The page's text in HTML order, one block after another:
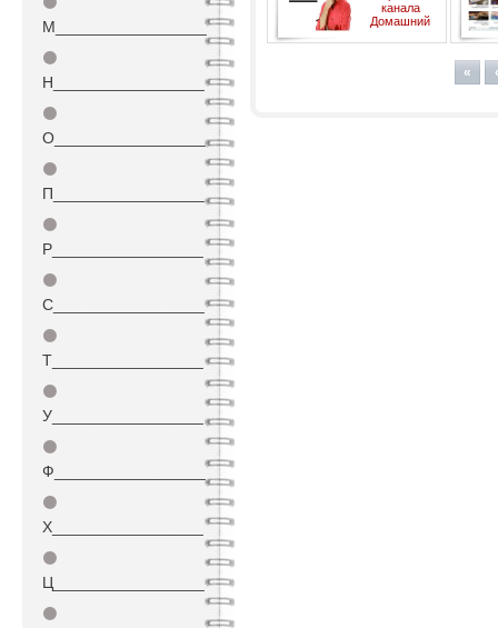
М_________________
⚫
Н_________________
⚫
О_________________
⚫
П_________________
⚫
Р_________________
⚫
С_________________
⚫
Т_________________
⚫
У_________________
⚫
Ф_________________
⚫
Х_________________
⚫
Ц_________________
⚫
канала
Домашний
«